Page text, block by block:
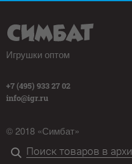
Игрушки оптом
+7 (495) 933 27 02
info@igr.ru
© 2018 «Симбат»